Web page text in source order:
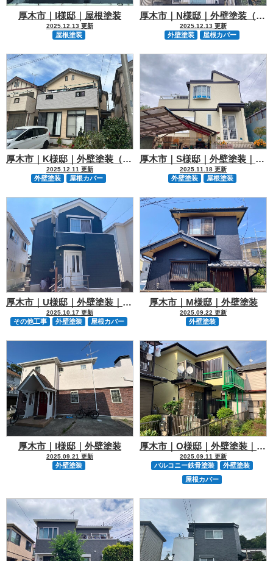
厚木市｜I様邸｜屋根塗装
2025.12.13 更新
屋根塗装
厚木市｜N様邸｜外壁塗装（2色）｜屋根カバー
2025.12.13 更新
外壁塗装 屋根カバー
厚木市｜K様邸｜外壁塗装（2色）｜屋根カバー
2025.12.11 更新
外壁塗装 屋根カバー
厚木市｜S様邸｜外壁塗装｜屋根塗装
2025.11.18 更新
外壁塗装 屋根塗装
厚木市｜U様邸｜外壁塗装｜屋根カバー｜サイデイング交換
2025.10.17 更新
その他工事 外壁塗装 屋根カバー
厚木市｜M様邸｜外壁塗装
2025.09.22 更新
外壁塗装
厚木市｜I様邸｜外壁塗装
2025.09.21 更新
外壁塗装
厚木市｜O様邸｜外壁塗装｜屋根カバー｜屋根塗装
2025.09.11 更新
バルコニー鉄骨塗装
外壁塗装
屋根カバー